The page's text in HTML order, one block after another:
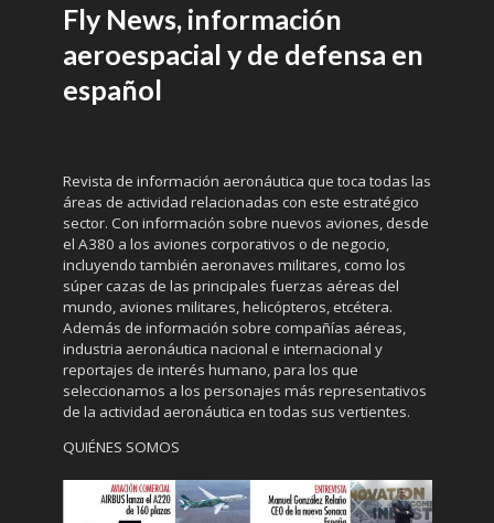
Fly News, información
aeroespacial y de defensa en
español
Revista de información aeronáutica que toca todas las
áreas de actividad relacionadas con este estratégico
sector. Con información sobre nuevos aviones, desde
el A380 a los aviones corporativos o de negocio,
incluyendo también aeronaves militares, como los
súper cazas de las principales fuerzas aéreas del
mundo, aviones militares, helicópteros, etcétera.
Además de información sobre compañías aéreas,
industria aeronáutica nacional e internacional y
reportajes de interés humano, para los que
seleccionamos a los personajes más representativos
de la actividad aeronáutica en todas sus vertientes.
QUIÉNES SOMOS